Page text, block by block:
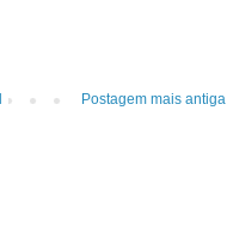
Postagem mais antiga